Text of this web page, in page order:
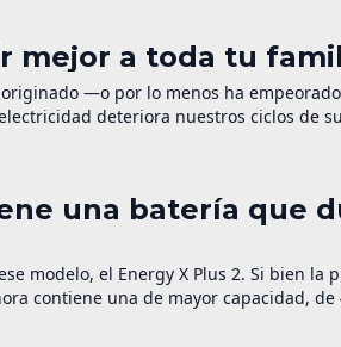
mejor a toda tu
—o por lo menos ha
deteriora nuestros ciclos de
una batería que
modelo, el Energy X Plus 2. Si bien la
contiene una de mayor capacidad, de